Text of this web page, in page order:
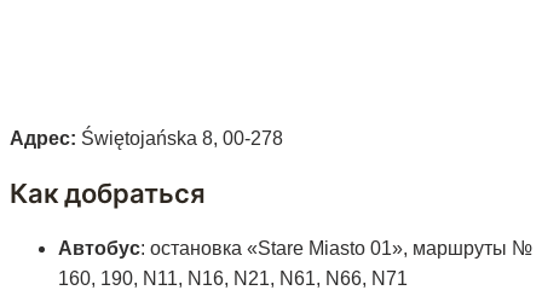
Адрес: Świętojańska 8, 00-278
Как добраться
Автобус: остановка «Stare Miasto 01», маршруты №
160, 190, N11, N16, N21, N61, N66, N71